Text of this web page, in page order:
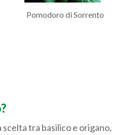
Pomodoro di Sorrento
tra basilico e origano,